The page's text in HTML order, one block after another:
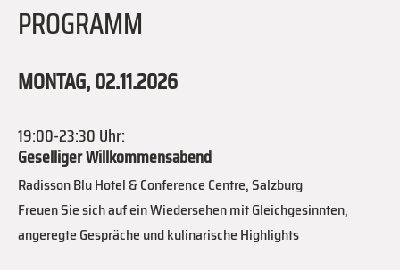
PROGRAMM
MONTAG,02.11.2026
19:00-23:30 Uhr:
Geselliger Willkommensabend
Radisson Blu Hotel & Conference Centre, Salzburg
Freuen Sie sich auf ein Wiedersehen mit Gleichgesinnten,
angeregte Gespräche und kulinarische Highlights